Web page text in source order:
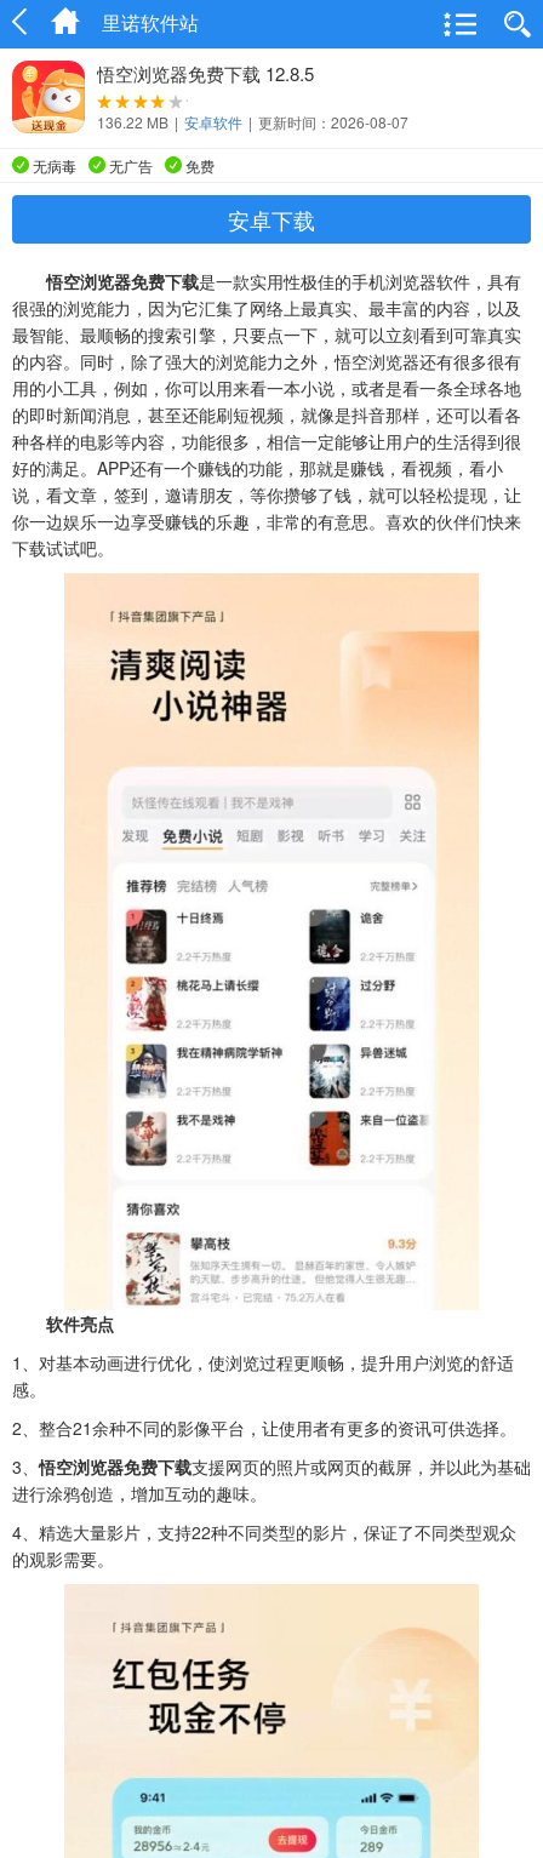
里诺软件站
悟空浏览器免费下载 12.8.5
136.22 MB | 安卓软件 | 更新时间：2026-08-07
无病毒 无广告 免费
安卓下载
悟空浏览器免费下载是一款实用性极佳的手机浏览器软件，具有
很强的浏览能力，因为它汇集了网络上最真实、最丰富的内容，以及
最智能、最顺畅的搜索引擎，只要点一下，就可以立刻看到可靠真实
的内容。同时，除了强大的浏览能力之外，悟空浏览器还有很多很有
用的小工具，例如，你可以用来看一本小说，或者是看一条全球各地
的即时新闻消息，甚至还能刷短视频，就像是抖音那样，还可以看各
种各样的电影等内容，功能很多，相信一定能够让用户的生活得到很
好的满足。APP还有一个赚钱的功能，那就是赚钱，看视频，看小
说，看文章，签到，邀请朋友，等你攒够了钱，就可以轻松提现，让
你一边娱乐一边享受赚钱的乐趣，非常的有意思。喜欢的伙伴们快来
下载试试吧。
软件亮点
1、对基本动画进行优化，使浏览过程更顺畅，提升用户浏览的舒适
感。
2、整合21余种不同的影像平台，让使用者有更多的资讯可供选择。
3、悟空浏览器免费下载支援网页的照片或网页的截屏，并以此为基础
进行涂鸦创造，增加互动的趣味。
4、精选大量影片，支持22种不同类型的影片，保证了不同类型观众
的观影需要。